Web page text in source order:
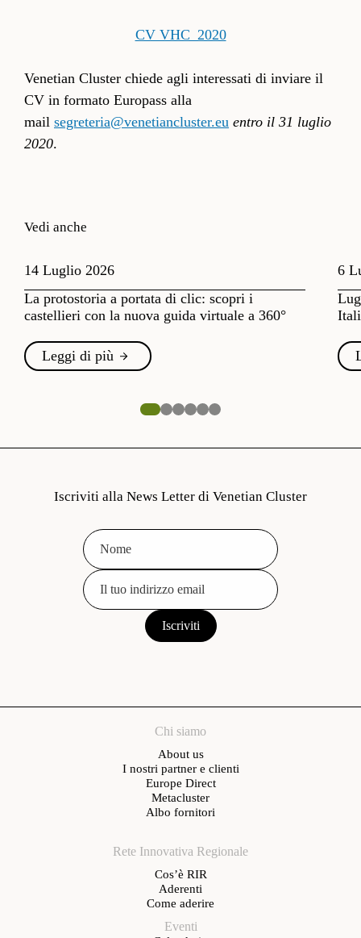
CV VHC_2020
Venetian Cluster chiede agli interessati di inviare il
CV in formato Europass alla
mail segreteria@venetiancluster.eu entro il 31 luglio
2020.
Vedi anche
14 Luglio 2026
La protostoria a portata di clic: scopri i
castellieri con la nuova guida virtuale a 360°
Leggi di più
6
Iscriviti alla News Letter di Venetian Cluster
Chi siamo
About us
I nostri partner e clienti
Europe Direct
Metacluster
Albo fornitori
Rete Innovativa Regionale
Cos’è RIR
Aderenti
Come aderire
Eventi